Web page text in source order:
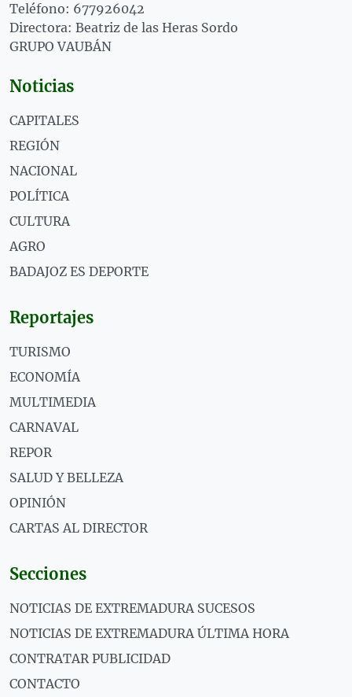
Teléfono: 677926042
Directora: Beatriz de las Heras Sordo
GRUPO VAUBÁN
Noticias
CAPITALES
REGIÓN
NACIONAL
POLÍTICA
CULTURA
AGRO
BADAJOZ ES DEPORTE
Reportajes
TURISMO
ECONOMÍA
MULTIMEDIA
CARNAVAL
REPOR
SALUD Y BELLEZA
OPINIÓN
CARTAS AL DIRECTOR
Secciones
NOTICIAS DE EXTREMADURA SUCESOS
NOTICIAS DE EXTREMADURA ÚLTIMA HORA
CONTRATAR PUBLICIDAD
CONTACTO